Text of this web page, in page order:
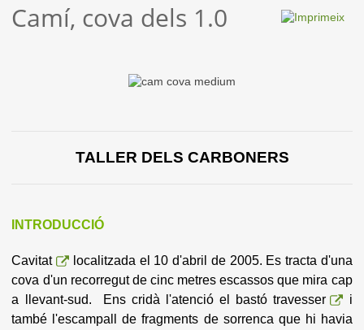
Camí, cova dels 1.0
TALLER DELS CARBONERS
INTRODUCCIÓ
Cavitat
localitzada el 10 d'abril de 2005. Es tracta d'una
cova d'un recorregut de cinc metres escassos que mira cap
a llevant-sud. Ens cridà l'atenció el
bastó travesser
i
també l'escampall de fragments de sorrenca que hi havia